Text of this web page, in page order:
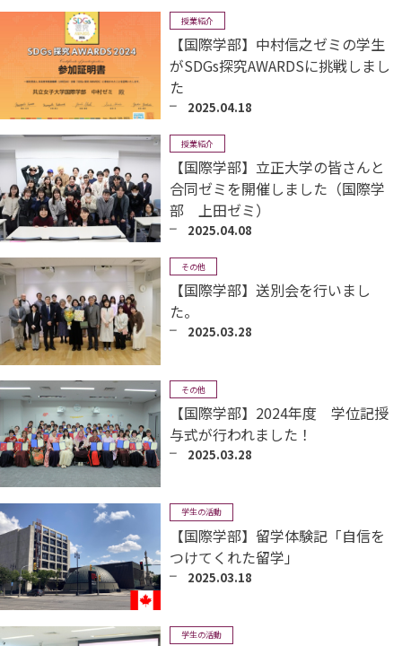
授業紹介
【国際学部】中村信之ゼミの学生
がSDGs探究AWARDSに挑戦しまし
た
2025.04.18
授業紹介
【国際学部】立正大学の皆さんと
合同ゼミを開催しました（国際学
部 上田ゼミ）
2025.04.08
その他
【国際学部】送別会を行いまし
た。
2025.03.28
その他
【国際学部】2024年度 学位記授
与式が行われました！
2025.03.28
学生の活動
【国際学部】留学体験記「自信を
つけてくれた留学」
2025.03.18
学生の活動